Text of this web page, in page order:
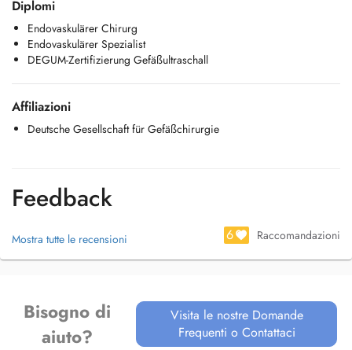
Diplomi
Endovaskulärer Chirurg
Endovaskulärer Spezialist
DEGUM-Zertifizierung Gefäßultraschall
Affiliazioni
Deutsche Gesellschaft für Gefäßchirurgie
Feedback
Mostra tutte le recensioni 6 Raccomandazioni
Bisogno di
aiuto?
Visita le nostre Domande
Frequenti o Contattaci